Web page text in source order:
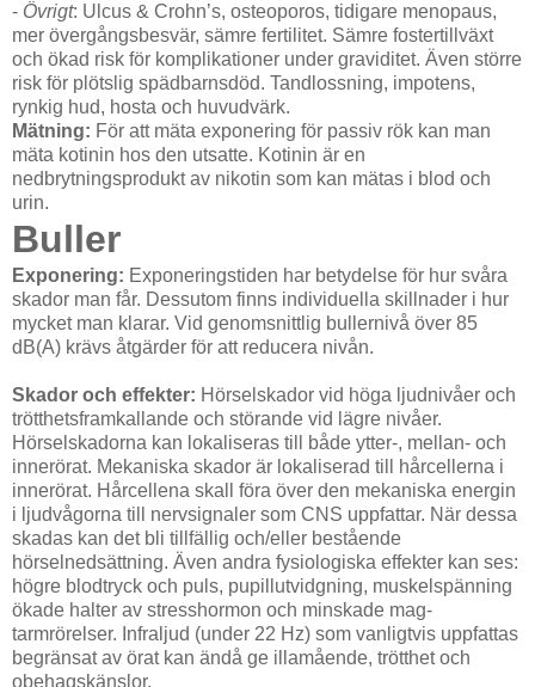
- Övrigt: Ulcus & Crohn’s, osteoporos, tidigare menopaus,
mer övergångsbesvär, sämre fertilitet. Sämre fostertillväxt
och ökad risk för komplikationer under graviditet. Även större
risk för plötslig spädbarnsdöd. Tandlossning, impotens,
rynkig hud, hosta och huvudvärk.
Mätning: För att mäta exponering för passiv rök kan man
mäta kotinin hos den utsatte. Kotinin är en
nedbrytningsprodukt av nikotin som kan mätas i blod och
urin.
Buller
Exponering: Exponeringstiden har betydelse för hur svåra
skador man får. Dessutom finns individuella skillnader i hur
mycket man klarar. Vid genomsnittlig bullernivå över 85
dB(A) krävs åtgärder för att reducera nivån.
Skador och effekter: Hörselskador vid höga ljudnivåer och
trötthetsframkallande och störande vid lägre nivåer.
Hörselskadorna kan lokaliseras till både ytter-, mellan- och
innerörat. Mekaniska skador är lokaliserad till hårcellerna i
innerörat. Hårcellena skall föra över den mekaniska energin
i ljudvågorna till nervsignaler som CNS uppfattar. När dessa
skadas kan det bli tillfällig och/eller bestående
hörselnedsättning. Även andra fysiologiska effekter kan ses:
högre blodtryck och puls, pupillutvidgning, muskelspänning
ökade halter av stresshormon och minskade mag-
tarmrörelser. Infraljud (under 22 Hz) som vanligtvis uppfattas
begränsat av örat kan ändå ge illamående, trötthet och
obehagskänslor.